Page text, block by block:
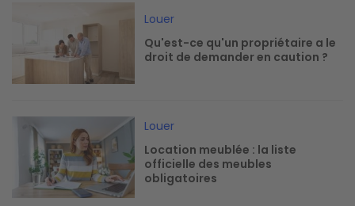
Louer
Qu'est-ce qu'un propriétaire a le
droit de demander en caution ?
Image
Louer
Location meublée : la liste
officielle des meubles
obligatoires